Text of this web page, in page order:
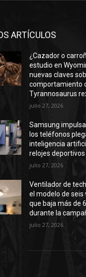
ARTÍCULOS
¿Cazador o
estudio en
nuevas claves
comportamiento
Tyrannosaurus
julio 27, 2026
Samsung
los teléfonos
inteligencia
relojes deportivos
julio 27, 2026
Ventilador de
el modelo de seis
que baja más de
durante la
julio 27, 2026